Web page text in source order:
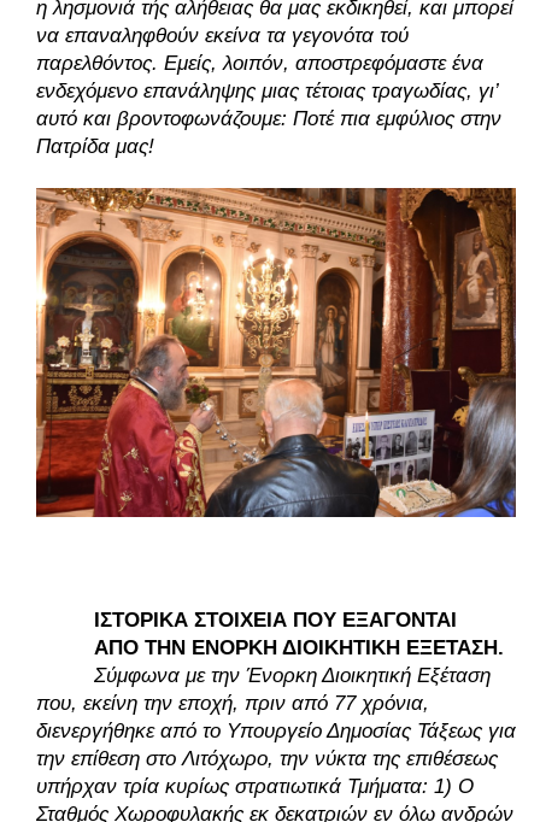
η λησμονιά τής αλήθειας θα μας εκδικηθεί, και μπορεί
να επαναληφθούν εκείνα τα γεγονότα τού
παρελθόντος. Εμείς, λοιπόν, αποστρεφόμαστε ένα
ενδεχόμενο επανάληψης μιας τέτοιας τραγωδίας, γι’
αυτό και βροντοφωνάζουμε: Ποτέ πια εμφύλιος στην
Πατρίδα μας!
ΙΣΤΟΡΙΚΑ ΣΤΟΙΧΕΙΑ ΠΟΥ ΕΞΑΓΟΝΤΑΙ
ΑΠΟ ΤΗΝ ΕΝΟΡΚΗ ΔΙΟΙΚΗΤΙΚΗ ΕΞΕΤΑΣΗ.
Σύμφωνα με την Ένορκη Διοικητική Εξέταση
που, εκείνη την εποχή, πριν από 77 χρόνια,
διενεργήθηκε από το Υπουργείο Δημοσίας Τάξεως για
την επίθεση στο Λιτόχωρο, την νύκτα της επιθέσεως
υπήρχαν τρία κυρίως στρατιωτικά Τμήματα: 1) Ο
Σταθμός Χωροφυλακής εκ δεκατριών εν όλω ανδρών